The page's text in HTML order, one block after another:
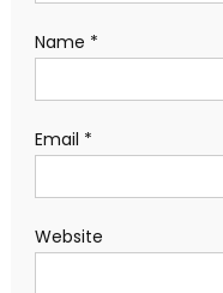
Name *
Email *
Website